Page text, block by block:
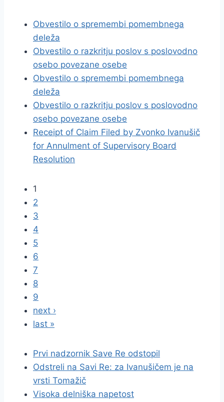
Obvestilo o spremembi pomembnega
deleža
Obvestilo o razkritju poslov s poslovodno
osebo povezane osebe
Obvestilo o spremembi pomembnega
deleža
Obvestilo o razkritju poslov s poslovodno
osebo povezane osebe
Receipt of Claim Filed by Zvonko Ivanušič
for Annulment of Supervisory Board
Resolution
1
2
3
4
5
6
7
8
9
next ›
last »
Prvi nadzornik Save Re odstopil
Odstreli na Savi Re: za Ivanušičem je na
vrsti Tomažič
Visoka delniška napetost